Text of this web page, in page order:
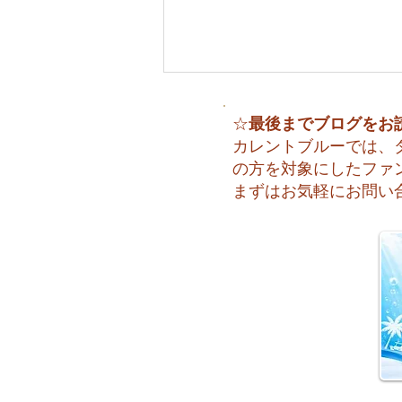
☆最後までブログを
カレントブルーでは
の方を対象にしたファ
まずはお気軽にお問い